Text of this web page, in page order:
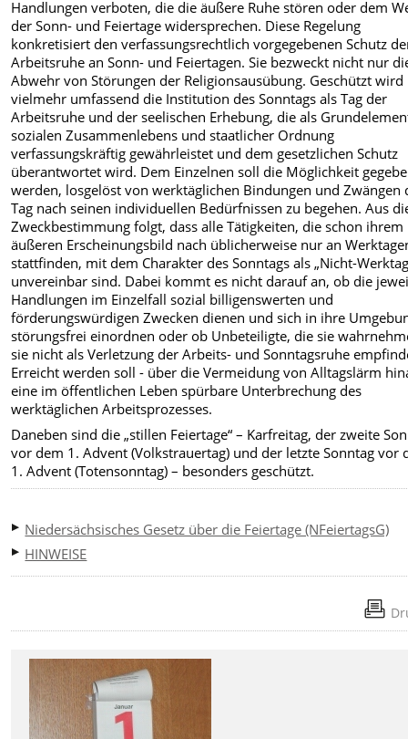
Handlungen verboten, die die äußere Ruhe stören oder dem
der Sonn- und Feiertage widersprechen. Diese Regelung
konkretisiert den verfassungsrechtlich vorgegebenen Schutz
Arbeitsruhe an Sonn- und Feiertagen. Sie bezweckt nicht nur
Abwehr von Störungen der Religionsausübung. Geschützt wird
vielmehr umfassend die Institution des Sonntags als Tag der
Arbeitsruhe und der seelischen Erhebung, die als
sozialen Zusammenlebens und staatlicher Ordnung
verfassungskräftig gewährleistet und dem gesetzlichen Schutz
überantwortet wird. Dem Einzelnen soll die Möglichkeit
werden, losgelöst von werktäglichen Bindungen und Zwängen
Tag nach seinen individuellen Bedürfnissen zu begehen. Aus
Zweckbestimmung folgt, dass alle Tätigkeiten, die schon ihrem
äußeren Erscheinungsbild nach üblicherweise nur an
stattfinden, mit dem Charakter des Sonntags als „Nicht-
unvereinbar sind. Dabei kommt es nicht darauf an, ob die
Handlungen im Einzelfall sozial billigenswerten und
förderungswürdigen Zwecken dienen und sich in ihre
störungsfrei einordnen oder ob Unbeteiligte, die sie
sie nicht als Verletzung der Arbeits- und Sonntagsruhe
Erreicht werden soll - über die Vermeidung von Alltagslärm
eine im öffentlichen Leben spürbare Unterbrechung des
werktäglichen Arbeitsprozesses.
Daneben sind die „stillen Feiertage“ – Karfreitag, der zweite
vor dem 1. Advent (Volkstrauertag) und der letzte Sonntag vor
1. Advent (Totensonntag) – besonders geschützt.
Niedersächsisches Gesetz über die Feiertage (NFeiertagsG)
HINWEISE